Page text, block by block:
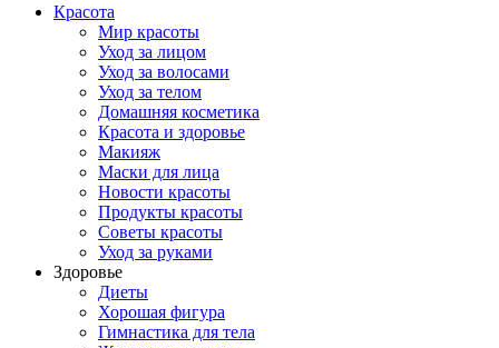
Красота
Мир красоты
Уход за лицом
Уход за волосами
Уход за телом
Домашняя косметика
Красота и здоровье
Макияж
Маски для лица
Новости красоты
Продукты красоты
Советы красоты
Уход за руками
Здоровье
Диеты
Хорошая фигура
Гимнастика для тела